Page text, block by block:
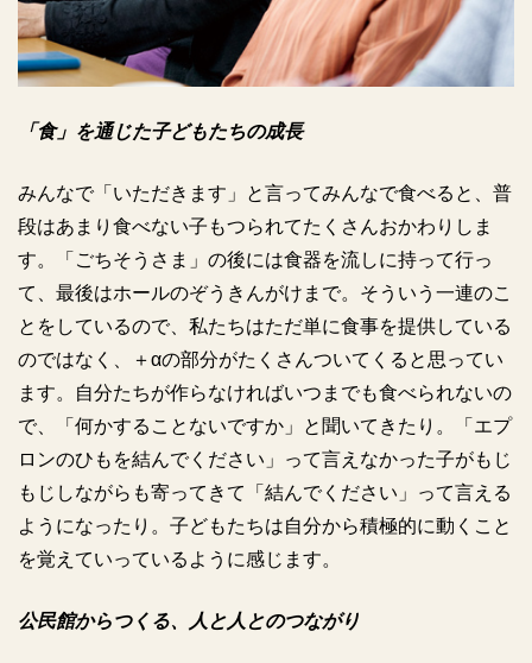
「食」を通じた子どもたちの成長
みんなで「いただきます」と言ってみんなで食べると、普
段はあまり食べない子もつられてたくさんおかわりしま
す。「ごちそうさま」の後には食器を流しに持って行っ
て、最後はホールのぞうきんがけまで。そういう一連のこ
とをしているので、私たちはただ単に食事を提供している
のではなく、＋αの部分がたくさんついてくると思ってい
ます。自分たちが作らなければいつまでも食べられないの
で、「何かすることないですか」と聞いてきたり。「エプ
ロンのひもを結んでください」って言えなかった子がもじ
もじしながらも寄ってきて「結んでください」って言える
ようになったり。子どもたちは自分から積極的に動くこと
を覚えていっているように感じます。
公民館からつくる、人と人とのつながり